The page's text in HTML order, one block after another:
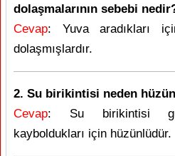
dolaşmalarının sebebi
Cevap: Yuva aradıkları
dolaşmışlardır.
2. Su birikintisi neden
Cevap: Su birikintisi
kayboldukları için hüzünlüdür.